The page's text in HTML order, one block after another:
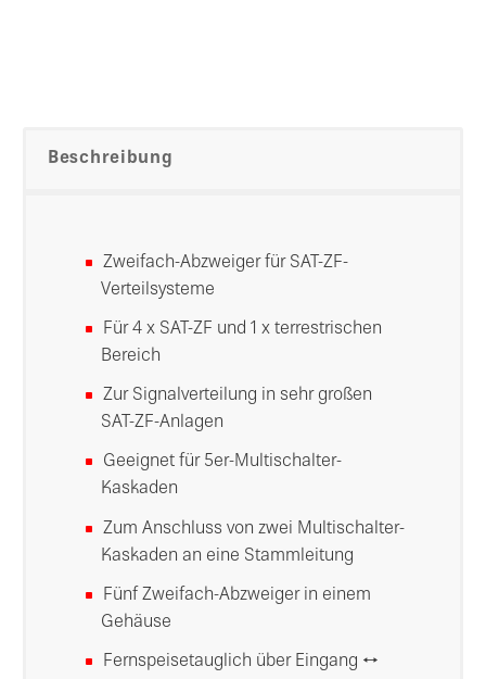
Beschreibung
Zweifach-Abzweiger für SAT-ZF-
Verteilsysteme
Für 4 x SAT-ZF und 1 x terrestrischen
Bereich
Zur Signalverteilung in sehr großen
SAT-ZF-Anlagen
Geeignet für 5er-Multischalter-
Kaskaden
Zum Anschluss von zwei Multischalter-
Kaskaden an eine Stammleitung
Fünf Zweifach-Abzweiger in einem
Gehäuse
Fernspeisetauglich über Eingang ↔